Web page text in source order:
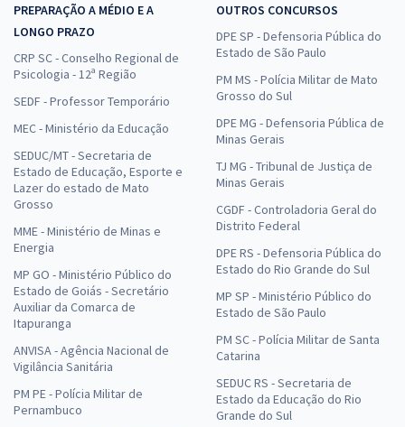
PREPARAÇÃO A MÉDIO E A
LONGO PRAZO
CRP SC - Conselho Regional de
Psicologia - 12ª Região
SEDF - Professor Temporário
MEC - Ministério da Educação
SEDUC/MT - Secretaria de
Estado de Educação, Esporte e
Lazer do estado de Mato
Grosso
MME - Ministério de Minas e
Energia
MP GO - Ministério Público do
Estado de Goiás - Secretário
Auxiliar da Comarca de
Itapuranga
ANVISA - Agência Nacional de
Vigilância Sanitária
PM PE - Polícia Militar de
Pernambuco
OUTROS CONCURSOS
DPE SP - Defensoria Pública do
Estado de São Paulo
PM MS - Polícia Militar de Mato
Grosso do Sul
DPE MG - Defensoria Pública de
Minas Gerais
TJ MG - Tribunal de Justiça de
Minas Gerais
CGDF - Controladoria Geral do
Distrito Federal
DPE RS - Defensoria Pública do
Estado do Rio Grande do Sul
MP SP - Ministério Público do
Estado de São Paulo
PM SC - Polícia Militar de Santa
Catarina
SEDUC RS - Secretaria de
Estado da Educação do Rio
Grande do Sul